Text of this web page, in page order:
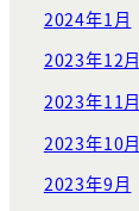
2024年1月
2023年12月
2023年11月
2023年10月
2023年9月